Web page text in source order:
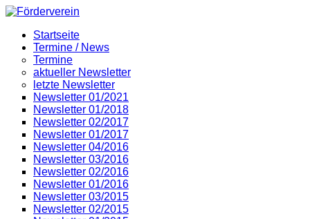
Startseite
Termine / News
Termine
aktueller Newsletter
letzte Newsletter
Newsletter 01/2021
Newsletter 01/2018
Newsletter 02/2017
Newsletter 01/2017
Newsletter 04/2016
Newsletter 03/2016
Newsletter 02/2016
Newsletter 01/2016
Newsletter 03/2015
Newsletter 02/2015